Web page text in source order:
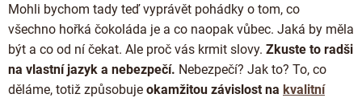
Mohli bychom tady teď vyprávět pohádky o tom, co
všechno hořká čokoláda je a co naopak vůbec. Jaká by měla
být a co od ní čekat. Ale proč vás krmit slovy. Zkuste to radši
na vlastní jazyk a nebezpečí. Nebezpečí? Jak to? To, co
děláme, totiž způsobuje okamžitou závislost na kvalitní